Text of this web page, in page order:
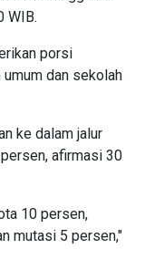
WIB.
porsi
dan sekolah
ke dalam jalur
afirmasi 30
10 persen,
mutasi 5 persen,"